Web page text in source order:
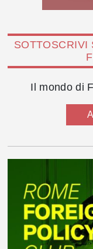
SOTTOSCRIVI
Il mondo di